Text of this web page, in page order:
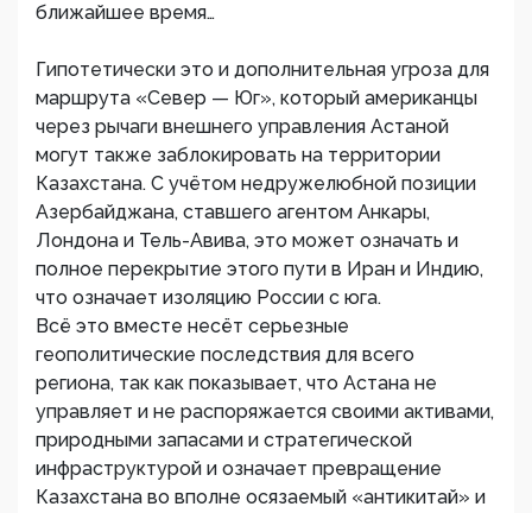
ближайшее время…
Гипотетически это и дополнительная угроза для
маршрута «Север — Юг», который американцы
через рычаги внешнего управления Астаной
могут также заблокировать на территории
Казахстана. С учётом недружелюбной позиции
Азербайджана, ставшего агентом Анкары,
Лондона и Тель-Авива, это может означать и
полное перекрытие этого пути в Иран и Индию,
что означает изоляцию России с юга.
Всё это вместе несёт серьезные
геополитические последствия для всего
региона, так как показывает, что Астана не
управляет и не распоряжается своими активами,
природными запасами и стратегической
инфраструктурой и означает превращение
Казахстана во вполне осязаемый «антикитай» и